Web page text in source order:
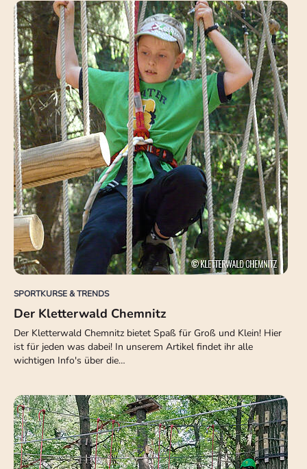
SPORTKURSE & TRENDS
Der Kletterwald Chemnitz
Der Kletterwald Chemnitz bietet Spaß für Groß und Klein! Hier
ist für jeden was dabei! In unserem Artikel findet ihr alle
wichtigen Info's über die…